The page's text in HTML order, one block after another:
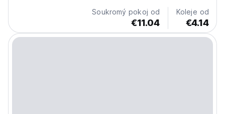
surrounding area. Featuring a private bathroom with...
Soukromý pokoj od
€11.04
Koleje od
€4.14